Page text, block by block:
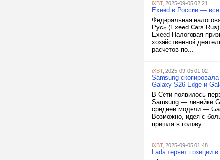
iXBT, 2025-09-05 02:21
Exeed в России —
Федеральная
Рус» (Exeed Cars
Exeed Налоговая
хозяйственной
расчетов по...
iXBT, 2025-09-05 01:02
Samsung
Galaxy S26 Edge и
В Сети появилось
Samsung — линейки
средней модели —
Возможно, идея с
пришла в голову...
iXBT, 2025-09-05 01:48
Lada теряет позиции